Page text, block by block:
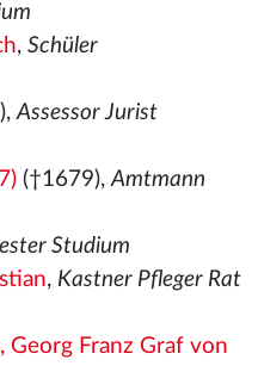
, Schüler
Assessor Jurist
(†1679),Amtmann
Studium
, Kastner Pfleger Rat
Georg Franz Graf von